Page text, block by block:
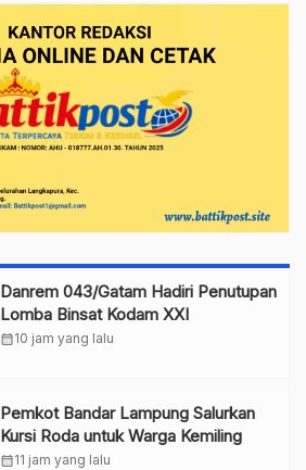
Danrem 043/Gatam Hadiri Penutupan
Lomba Binsat Kodam XXI
calendar_month10 jam yang lalu
Pemkot Bandar Lampung Salurkan
Kursi Roda untuk Warga Kemiling
calendar_month11 jam yang lalu